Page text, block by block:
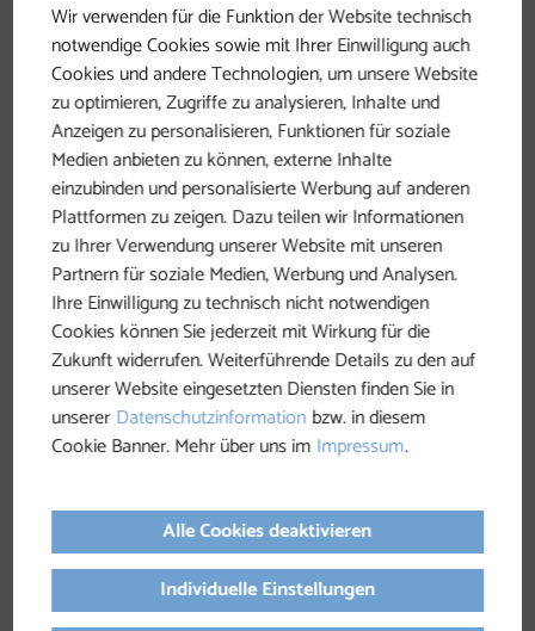
Einsamkeit
Wir verwenden für die Funktion der Website technisch
notwendige Cookies sowie mit Ihrer Einwilligung auch
Cookies und andere Technologien, um unsere Website
zu optimieren, Zugriffe zu analysieren, Inhalte und
Anzeigen zu personalisieren, Funktionen für soziale
Medien anbieten zu können, externe Inhalte
einzubinden und personalisierte Werbung auf anderen
Plattformen zu zeigen. Dazu teilen wir Informationen
zu Ihrer Verwendung unserer Website mit unseren
Partnern für soziale Medien, Werbung und Analysen.
Ihre Einwilligung zu technisch nicht notwendigen
Cookies können Sie jederzeit mit Wirkung für die
Zukunft widerrufen. Weiterführende Details zu den auf
unserer Website eingesetzten Diensten finden Sie in
unsererDatenschutzinformation bzw. in diesem
Cookie Banner. Mehr über uns im Impressum.
Alle Cookies deaktivieren
Individuelle Einstellungen